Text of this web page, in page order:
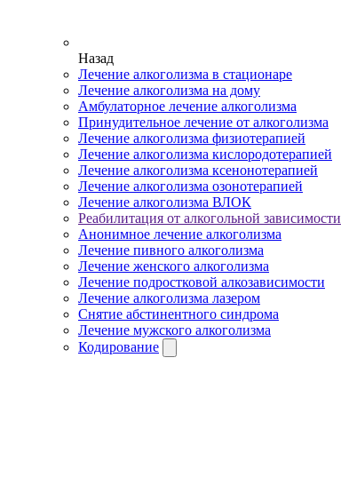
Назад
Лечение алкоголизма в стационаре
Лечение алкоголизма на дому
Амбулаторное лечение алкоголизма
Принудительное лечение от алкоголизма
Лечение алкоголизма физиотерапией
Лечение алкоголизма кислородотерапией
Лечение алкоголизма ксенонотерапией
Лечение алкоголизма озонотерапией
Лечение алкоголизма ВЛОК
Реабилитация от алкогольной зависимости
Анонимное лечение алкоголизма
Лечение пивного алкоголизма
Лечение женского алкоголизма
Лечение подростковой алкозависимости
Лечение алкоголизма лазером
Снятие абстинентного синдрома
Лечение мужского алкоголизма
Кодирование